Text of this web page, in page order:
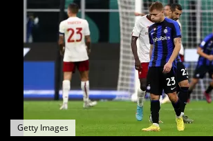
Getty Images